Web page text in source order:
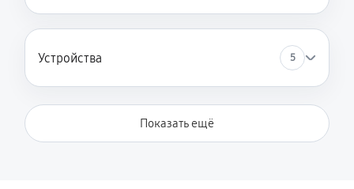
Замена USB порта
60 минут
Устройства 5
Показать ещё